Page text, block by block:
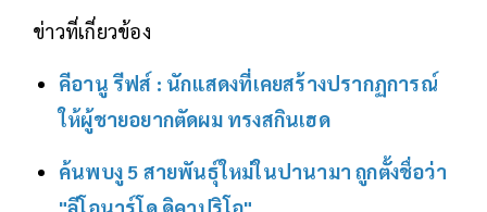
ข่าวที่เกี่ยวข้อง
คีอานู รีฟส์ : นักแสดงที่เคยสร้างปรากฏการณ์
ให้ผู้ชายอยากตัดผม ทรงสกินเฮด
ค้นพบงู 5 สายพันธุ์ใหม่ในปานามา ถูกตั้งชื่อว่า